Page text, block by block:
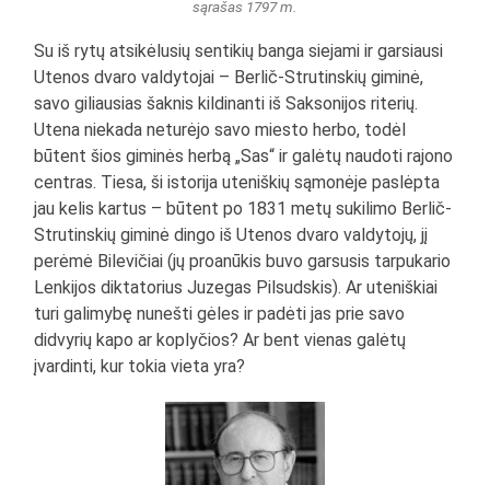
sąrašas 1797 m.
Su iš rytų atsikėlusių sentikių banga siejami ir garsiausi
Utenos dvaro valdytojai – Berlič-Strutinskių giminė,
savo giliausias šaknis kildinanti iš Saksonijos riterių.
Utena niekada neturėjo savo miesto herbo, todėl
būtent šios giminės herbą „Sas“ ir galėtų naudoti rajono
centras. Tiesa, ši istorija uteniškių sąmonėje paslėpta
jau kelis kartus – būtent po 1831 metų sukilimo Berlič-
Strutinskių giminė dingo iš Utenos dvaro valdytojų, jį
perėmė Bilevičiai (jų proanūkis buvo garsusis tarpukario
Lenkijos diktatorius Juzegas Pilsudskis). Ar uteniškiai
turi galimybę nunešti gėles ir padėti jas prie savo
didvyrių kapo ar koplyčios? Ar bent vienas galėtų
įvardinti, kur tokia vieta yra?